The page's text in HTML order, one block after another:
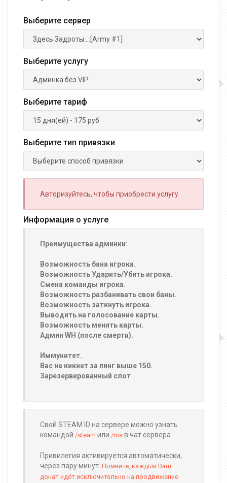
Выберите сервер
Выберите услугу
Выберите тариф
Выберите тип привязки
Авторизуйтесь, чтобы приобрести услугу
Информация о услуге
Преимущества админки:
Возможность бана игрока.
Возможность Ударить/Убить игрока.
Смена команды игрока.
Возможность разбанивать свои баны.
Возможность заткнуть игрока.
Выводить на голосование карты.
Возможность менять карты.
Админ WH (после смерти).
Иммунитет.
Вас не кикнет за пинг выше 150.
Зарезервированный слот
Свой STEAM ID на сервере можно узнать
командой /steam или /ms в чат сервера
Привилегия активируется автоматически,
через пару минут. Помните, каждый Ваш
донат идёт исключительно на продвижение